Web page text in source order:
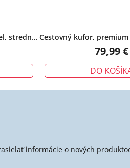
stredný, Cestovný kufor,
čierny
79,99 €
DO
informácie o nových